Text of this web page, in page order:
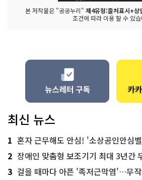
본 저작물은 "공공누리" 제4유형:출처표시+상
조건에 따라 이용 할 수 있
최신 뉴스
1 혼자 근무해도 안심! '소상공인안심
2 장애인 맞춤형 보조기기 최대 3년간 무상
3 걸을 때마다 아픈 '족저근막염'…무작정 참